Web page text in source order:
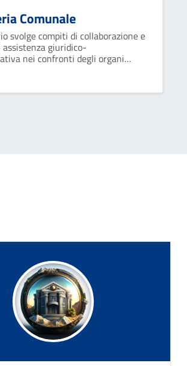
Comunale
svolge compiti di collaborazione e
giuridico-
nei confronti degli organi